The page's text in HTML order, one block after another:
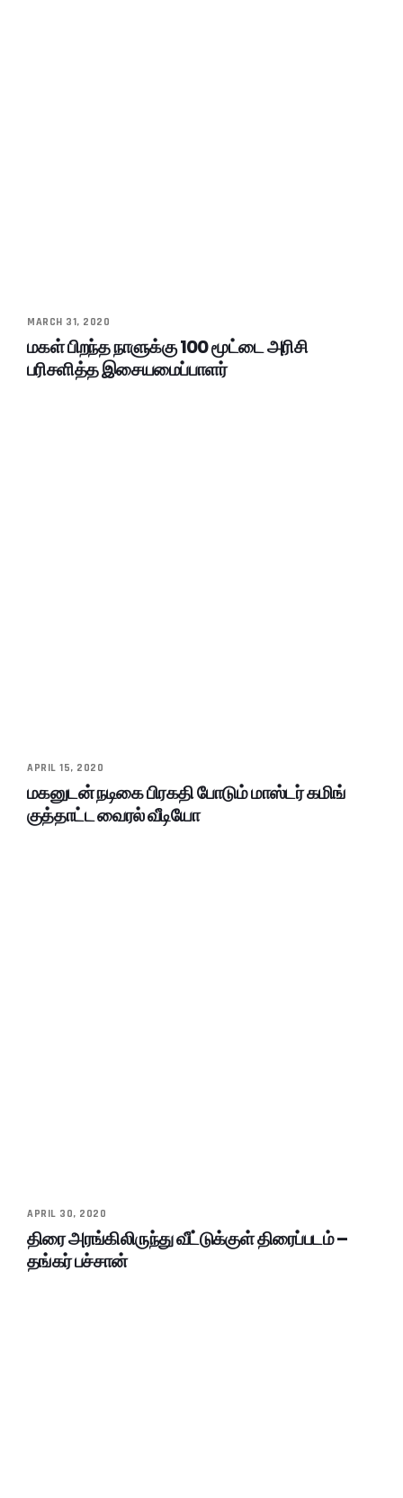
MARCH 31, 2020
மகள் பிறந்த நாளுக்கு 100 மூட்டை அரிசி
பரிசளித்த இசையமைப்பாளர்
APRIL 15, 2020
மகனுடன் நடிகை பிரகதி போடும் மாஸ்டர் கமிங்
குத்தாட்ட வைரல் வீடியோ
APRIL 30, 2020
திரை அரங்கிலிருந்து வீட்டுக்குள் திரைப்படம் –
தங்கர் பச்சான்